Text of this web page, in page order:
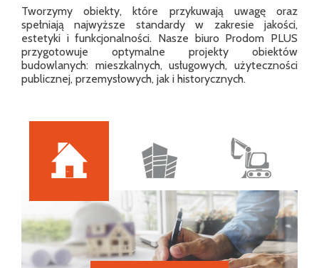
Tworzymy obiekty, które przykuwają uwagę oraz
spełniają najwyższe standardy w zakresie jakości,
estetyki i funkcjonalności. Nasze biuro Prodom PLUS
przygotowuje optymalne projekty obiektów
budowlanych: mieszkalnych, usługowych, użyteczności
publicznej, przemysłowych, jak i historycznych.